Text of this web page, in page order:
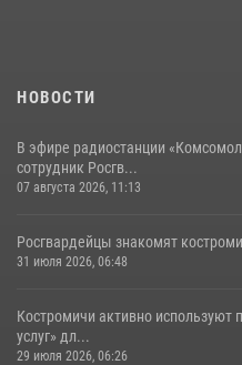
НОВОСТИ
В эфире радиостанции
сотрудник Росгв...
07 августа 2026, 11:13
Росгвардейцы знакомят
31 июля 2026, 06:48
Костромичи активно используют
услуг» дл...
29 июля 2026, 06:26